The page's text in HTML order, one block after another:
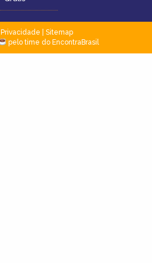
Privacidade
Sitemap
pelo time do EncontraBrasil